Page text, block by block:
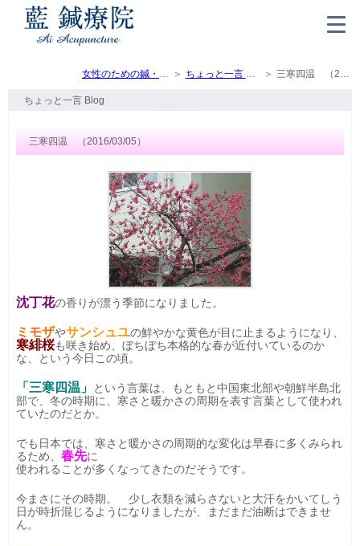
女性のための鍼・灸・マッサージ（トップ） ちょっと一言 Blog 三寒四温 （2016/03/05）
ちょっと一言 Blog
三寒四温 （2016/03/05）
沈丁花の香りが漂う季節になりました。
ミモザやサンシュユの鮮やかな黄色が目に止まるようになり、
寒緋桜も咲き始め、ぼちぼち本格的な春が近付いているのか
な、という今日この頃。
「三寒四温」
という言葉は、もともと中国東北部や朝鮮半島北
部で、冬の時期に、寒さと暖かさの周期を表す言葉として使われ
ていたのだとか。
でも日本では、寒さと暖かさの周期的な変化は早春に多くみられ
るため、 春先に
使われることが多くなってきたのだそうです。
今まさにその時期。 少し衣類を減らさないと大汗をかいてしう
日が時折混じるようになりましたが、まだまだ油断はできませ
ん。